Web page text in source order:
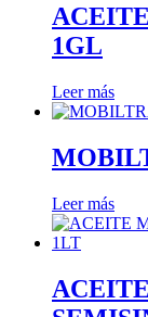
1GL
Leer más
Leer más